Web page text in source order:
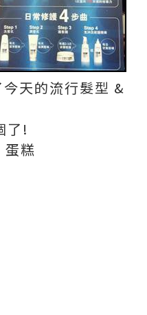
天的流行髮型 &
了!
糕